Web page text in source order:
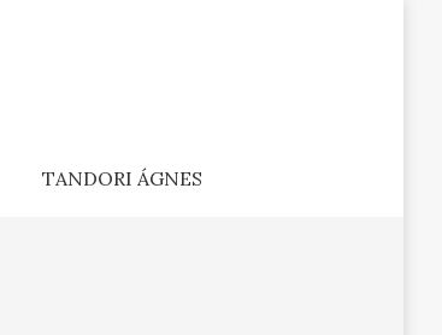
TANDORI ÁGNES